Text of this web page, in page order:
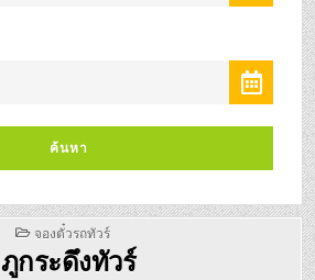
POSTED
IN
จองตั๋วรถทัวร์
ภูกระดึงทัวร์